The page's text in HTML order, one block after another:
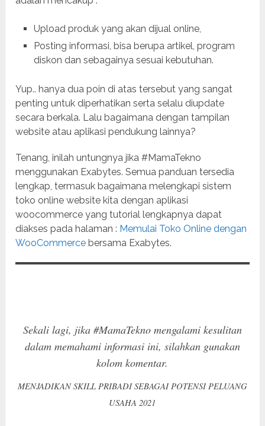
Upload produk yang akan dijual online,
Posting informasi, bisa berupa artikel, program
diskon dan sebagainya sesuai kebutuhan.
Yup.. hanya dua poin di atas tersebut yang sangat
penting untuk diperhatikan serta selalu diupdate
secara berkala. Lalu bagaimana dengan tampilan
website atau aplikasi pendukung lainnya?
Tenang, inilah untungnya jika #MamaTekno
menggunakan Exabytes. Semua panduan tersedia
lengkap, termasuk bagaimana melengkapi sistem
toko online website kita dengan aplikasi
woocommerce yang tutorial lengkapnya dapat
diakses pada halaman : Memulai Toko Online dengan
WooCommerce bersama Exabytes.
Sekali lagi, jika #MamaTekno mengalami kesulitan
dalam memahami informasi ini, silahkan gunakan
kolom komentar.
MENJADIKAN SKILL PRIBADI SEBAGAI POTENSI PELUANG
USAHA 2021